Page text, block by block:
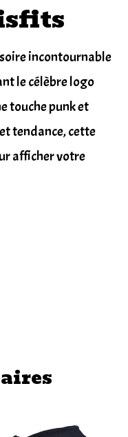
incontournable
le célèbre logo
touche punk et
tendance, cette
afficher votre